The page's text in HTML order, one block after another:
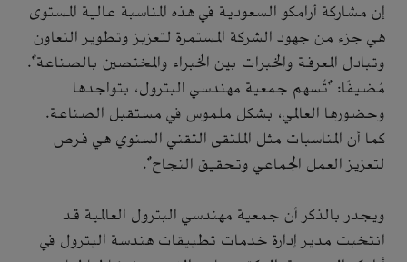
إن مشاركة أرامكو السعودية في هذه المناسبة عالية المستوى
هي جزء من جهود الشركة المستمرة لتعزيز وتطوير التعاون
وتبادل المعرفة والخبرات بين الخبراء والمختصين بالصناعة".
مُضيفًا: "تُسهم جمعية مهندسي البترول، بتواجدها
وحضورها العالمي، بشكل ملموس في مستقبل الصناعة.
كما أن المناسبات مثل الملتقى التقني السنوي هي فرص
لتعزيز العمل الجماعي وتحقيق النجاح".
ويجدر بالذكر أن جمعية مهندسي البترول العالمية قد
انتخبت مدير إدارة خدمات تطبيقات هندسة البترول في